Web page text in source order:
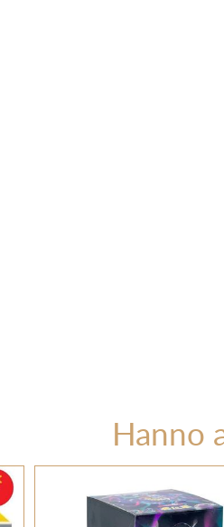
Hanno